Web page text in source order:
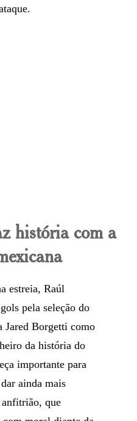
história com a
estreia, Raúl
pela seleção do
Jared Borgetti como
da história do
importante para
ainda mais
que